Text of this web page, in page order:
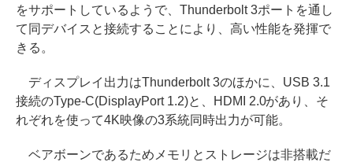
をサポートしているようで、Thunderbolt 3ポートを通し
て同デバイスと接続することにより、高い性能を発揮で
きる。
ディスプレイ出力はThunderbolt 3のほかに、USB 3.1
接続のType-C(DisplayPort 1.2)と、HDMI 2.0があり、そ
れぞれを使って4K映像の3系統同時出力が可能。
ベアボーンであるためメモリとストレージは非搭載だ